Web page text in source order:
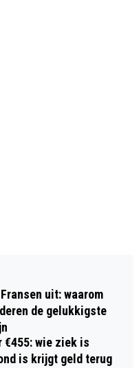
uit: waarom
de gelukkigste
€455: wie ziek is
is krijgt geld terug